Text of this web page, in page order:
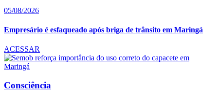
05/08/2026
Empresário é esfaqueado após briga de trânsito em Maringá
ACESSAR
Consciência